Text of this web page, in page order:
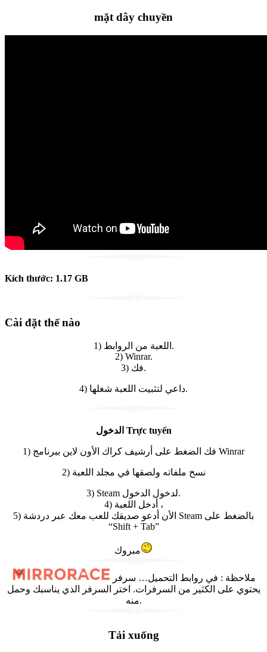
mặt dây chuyền
Kích thước: 1.17 GB
Cài đặt thế nào
1) اللعبة من الروابط.
2) Winrar.
3) فك.
4) داعي لتثبيت اللعبة شغلها.
الدخول Trực tuyến
1) فك الضغط على أرشيف كراك الأون لاين ببرنامج Winrar
2) نسخ ملفاته ولصقها في مجلد اللعبة
3) Steam لدخول الدخول.
4) أدخل اللعبة ،
5) الأن أدعو صديقك للعب معك عبر دردشة Steam بالضغط على
“Shift + Tab”
مبروك
ملاحظة : في روابط التحميل… سرفر
يحتوي على الكثير من السرفرات. اختر السرفر الذي يناسبك وحمل
منه.
Tải xuống